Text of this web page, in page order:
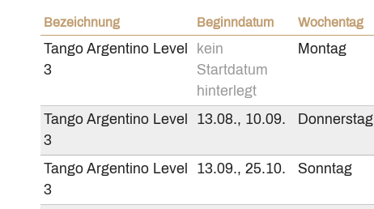
Bezeichnung Beginndatum Wochentag
Tango Argentino Level
3
kein
Startdatum
hinterlegt
Montag
Tango Argentino Level
3
13.08., 10.09. Donnerstag
Tango Argentino Level
3
13.09., 25.10. Sonntag